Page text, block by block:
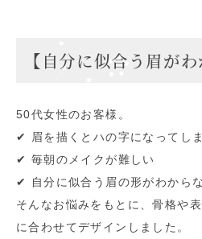
【自分に似合う眉が
50代女性のお客様。
✔︎ 眉を描くとハの字になってし
✔︎ 毎朝のメイクが難しい
✔︎ 自分に似合う眉の形がわから
そんなお悩みをもとに、骨格や
に合わせてデザインしました。